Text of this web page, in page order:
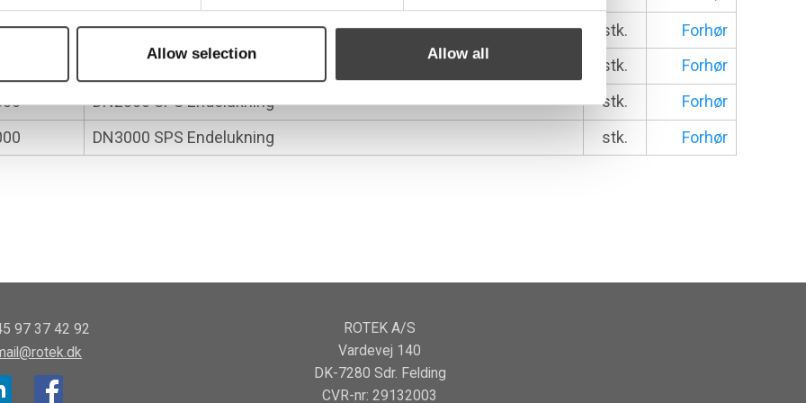
Allow selection Allow all
DN2500 SPS Endelukning stk.
Forhør
DN2600 SPS Endelukning stk.
Forhør
DN2800 SPS Endelukning stk.
Forhør
DN3000 SPS Endelukning stk. Forhør
97 37 42 92
ROTEK A/S
Vardevej 140
DK-7280 Sdr. Felding
CVR-nr: 29132003